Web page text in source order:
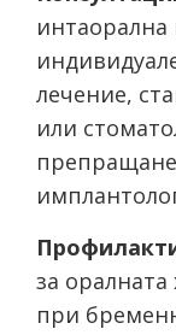
интаорална
лечение,
или
за
при